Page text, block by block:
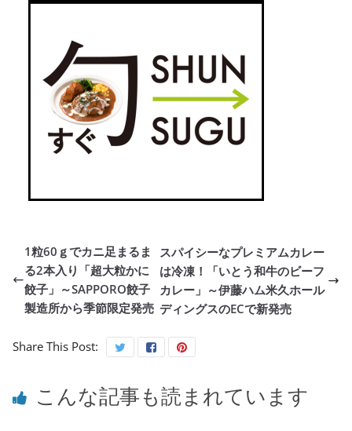
1粒60ｇでカニ足まるま
る2本入り「超大粒かに
餃子」～SAPPORO餃子
製造所から季節限定発売
スパイシーなプレミアムカレー
は冷凍！「いとう和牛のビーフ
カレー」～伊藤ハム米久ホール
ディングスのECで新発売
Share This Post:
こんな記事も読まれています